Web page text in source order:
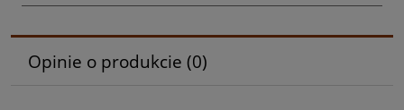
Opinie o produkcie (0)